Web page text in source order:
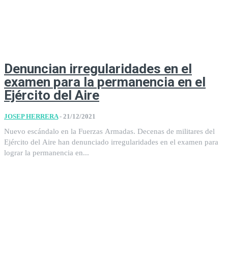
Denuncian irregularidades en el
examen para la permanencia en el
Ejército del Aire
JOSEP HERRERA - 21/12/2021
Nuevo escándalo en la Fuerzas Armadas. Decenas de militares del
Ejército del Aire han denunciado irregularidades en el examen para
lograr la permanencia en...